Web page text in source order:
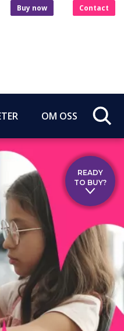
Buy now Contact
OM OSS
READY
TO BUY?